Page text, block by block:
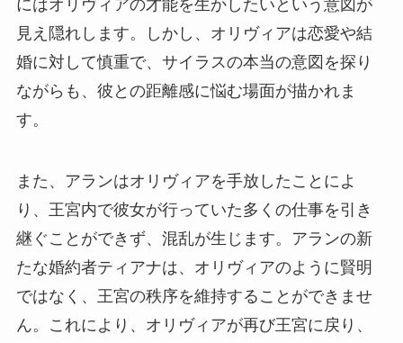
にはオリヴィアの才能を生かしたいという意図が
見え隠れします。しかし、オリヴィアは恋愛や結
婚に対して慎重で、サイラスの本当の意図を探り
ながらも、彼との距離感に悩む場面が描かれま
す。
また、アランはオリヴィアを手放したことによ
り、王宮内で彼女が行っていた多くの仕事を引き
継ぐことができず、混乱が生じます。アランの新
たな婚約者ティアナは、オリヴィアのように賢明
ではなく、王宮の秩序を維持することができませ
ん。これにより、オリヴィアが再び王宮に戻り、